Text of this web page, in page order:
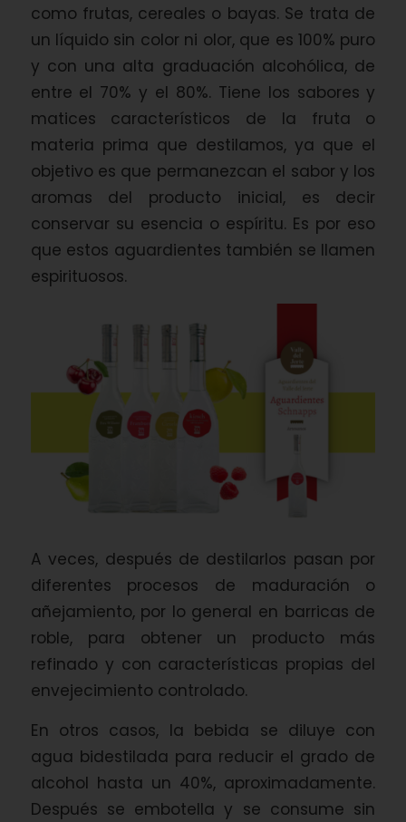
como frutas, cereales o bayas. Se trata de
un líquido sin color ni olor, que es 100% puro
y con una alta graduación alcohólica, de
entre el 70% y el 80%. Tiene los sabores y
matices característicos de la fruta o
materia prima que destilamos, ya que el
objetivo es que permanezcan el sabor y los
aromas del producto inicial, es decir
conservar su esencia o espíritu. Es por eso
que estos aguardientes también se llamen
espirituosos.
A veces, después de destilarlos pasan por
diferentes procesos de maduración o
añejamiento, por lo general en barricas de
roble, para obtener un producto más
refinado y con características propias del
envejecimiento controlado.
En otros casos, la bebida se diluye con
agua bidestilada para reducir el grado de
alcohol hasta un 40%, aproximadamente.
Después se embotella y se consume sin